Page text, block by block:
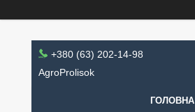
+380 (63) 202-14-98
AgroProlisok
ГОЛОВНА